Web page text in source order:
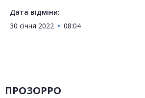
Дата відміни:
30 січня 2022
08:04
ПРОЗОРРО